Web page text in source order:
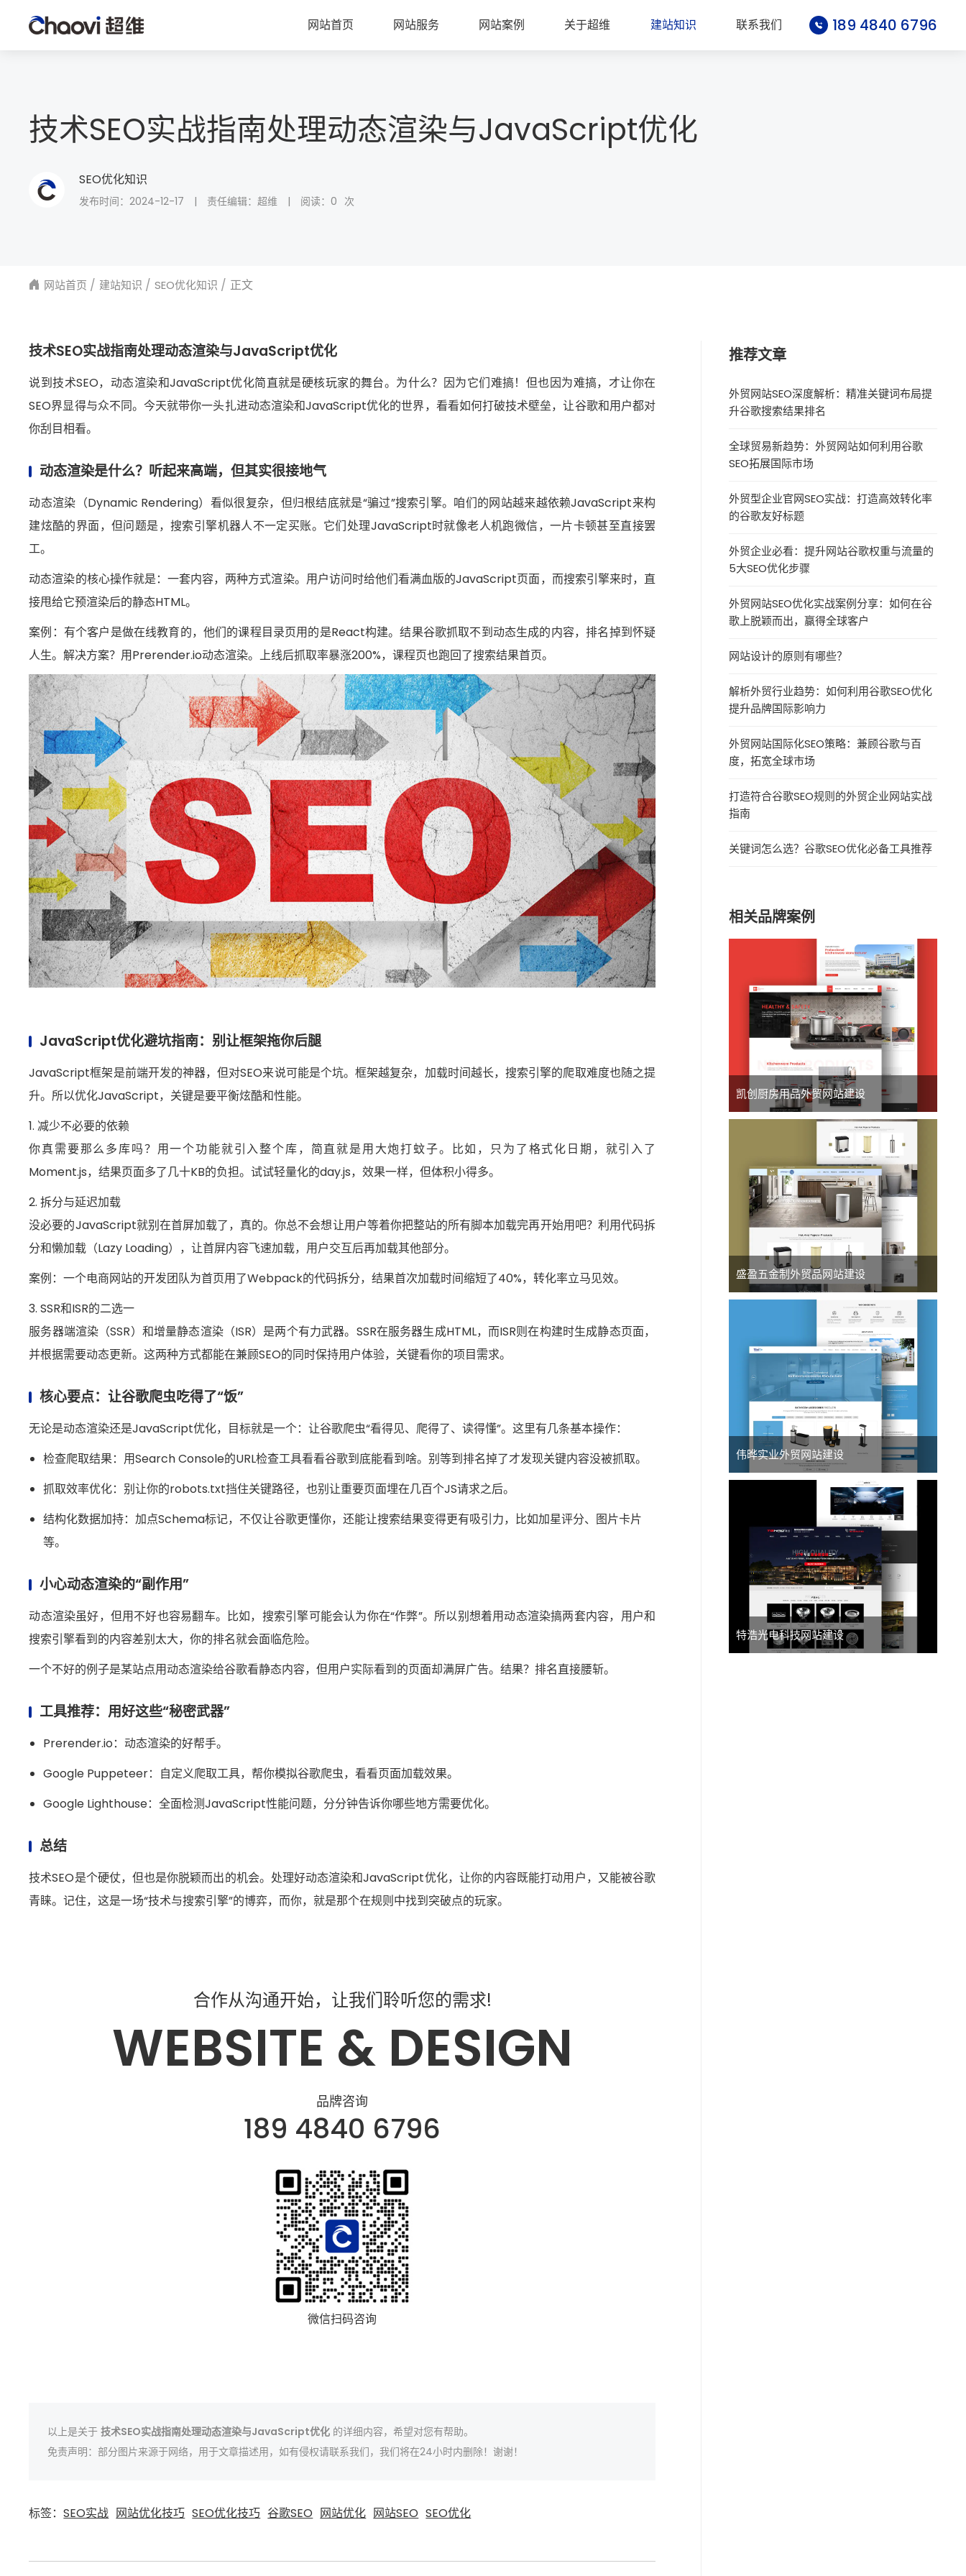
网站首页 网站服务 网站案例 关于超维 建站知识 联系我们 189 4840 6796
技术SEO实战指南处理动态渲染与JavaScript优化
SEO优化知识
发布时间：2024-12-17 | 责任编辑：超维 | 阅读：0 次
网站首页 建站知识 SEO优化知识 正文
技术SEO实战指南处理动态渲染与JavaScript优化
说到技术SEO，动态渲染和JavaScript优化简直就是硬核玩家的舞台。为什么？因为它们难搞！但也因为难搞，才让你在
SEO界显得与众不同。今天就带你一头扎进动态渲染和JavaScript优化的世界，看看如何打破技术壁垒，让谷歌和用户都对
你刮目相看。
动态渲染是什么？听起来高端，但其实很接地气
动态渲染（Dynamic Rendering）看似很复杂，但归根结底就是“骗过”搜索引擎。咱们的网站越来越依赖JavaScript来构
建炫酷的界面，但问题是，搜索引擎机器人不一定买账。它们处理JavaScript时就像老人机跑微信，一片卡顿甚至直接罢
工。
动态渲染的核心操作就是：一套内容，两种方式渲染。用户访问时给他们看满血版的JavaScript页面，而搜索引擎来时，直
接甩给它预渲染后的静态HTML。
案例：有个客户是做在线教育的，他们的课程目录页用的是React构建。结果谷歌抓取不到动态生成的内容，排名掉到怀疑
人生。解决方案？用Prerender.io动态渲染。上线后抓取率暴涨200%，课程页也跑回了搜索结果首页。
JavaScript优化避坑指南：别让框架拖你后腿
JavaScript框架是前端开发的神器，但对SEO来说可能是个坑。框架越复杂，加载时间越长，搜索引擎的爬取难度也随之提
升。所以优化JavaScript，关键是要平衡炫酷和性能。
1. 减少不必要的依赖
你真需要那么多库吗？用一个功能就引入整个库，简直就是用大炮打蚊子。比如，只为了格式化日期，就引入了
Moment.js，结果页面多了几十KB的负担。试试轻量化的day.js，效果一样，但体积小得多。
2. 拆分与延迟加载
没必要的JavaScript就别在首屏加载了，真的。你总不会想让用户等着你把整站的所有脚本加载完再开始用吧？利用代码拆
分和懒加载（Lazy Loading），让首屏内容飞速加载，用户交互后再加载其他部分。
案例：一个电商网站的开发团队为首页用了Webpack的代码拆分，结果首次加载时间缩短了40%，转化率立马见效。
3. SSR和ISR的二选一
服务器端渲染（SSR）和增量静态渲染（ISR）是两个有力武器。SSR在服务器生成HTML，而ISR则在构建时生成静态页面，
并根据需要动态更新。这两种方式都能在兼顾SEO的同时保持用户体验，关键看你的项目需求。
核心要点：让谷歌爬虫吃得了“饭”
无论是动态渲染还是JavaScript优化，目标就是一个：让谷歌爬虫“看得见、爬得了、读得懂”。这里有几条基本操作：
检查爬取结果：用Search Console的URL检查工具看看谷歌到底能看到啥。别等到排名掉了才发现关键内容没被抓取。
抓取效率优化：别让你的robots.txt挡住关键路径，也别让重要页面埋在几百个JS请求之后。
结构化数据加持：加点Schema标记，不仅让谷歌更懂你，还能让搜索结果变得更有吸引力，比如加星评分、图片卡片
等。
小心动态渲染的“副作用”
动态渲染虽好，但用不好也容易翻车。比如，搜索引擎可能会认为你在“作弊”。所以别想着用动态渲染搞两套内容，用户和
搜索引擎看到的内容差别太大，你的排名就会面临危险。
一个不好的例子是某站点用动态渲染给谷歌看静态内容，但用户实际看到的页面却满屏广告。结果？排名直接腰斩。
工具推荐：用好这些“秘密武器”
Prerender.io：动态渲染的好帮手。
Google Puppeteer：自定义爬取工具，帮你模拟谷歌爬虫，看看页面加载效果。
Google Lighthouse：全面检测JavaScript性能问题，分分钟告诉你哪些地方需要优化。
总结
技术SEO是个硬仗，但也是你脱颖而出的机会。处理好动态渲染和JavaScript优化，让你的内容既能打动用户，又能被谷歌
青睐。记住，这是一场“技术与搜索引擎”的博弈，而你，就是那个在规则中找到突破点的玩家。
合作从沟通开始，让我们聆听您的需求!
WEBSITE & DESIGN
品牌咨询
189 4840 6796
微信扫码咨询
以上是关于技术SEO实战指南处理动态渲染与JavaScript优化 的详细内容，希望对您有帮助。
免责声明：部分图片来源于网络，用于文章描述用，如有侵权请联系我们，我们将在24小时内删除！谢谢！
标签：SEO实战 网站优化技巧 SEO优化技巧 谷歌SEO 网站优化 网站SEO SEO优化
推荐文章
外贸网站SEO深度解析：精准关键词布局提
升谷歌搜索结果排名
全球贸易新趋势：外贸网站如何利用谷歌
SEO拓展国际市场
外贸型企业官网SEO实战：打造高效转化率
的谷歌友好标题
外贸企业必看：提升网站谷歌权重与流量的
5大SEO优化步骤
外贸网站SEO优化实战案例分享：如何在谷
歌上脱颖而出，赢得全球客户
网站设计的原则有哪些？
解析外贸行业趋势：如何利用谷歌SEO优化
提升品牌国际影响力
外贸网站国际化SEO策略：兼顾谷歌与百
度，拓宽全球市场
打造符合谷歌SEO规则的外贸企业网站实战
指南
关键词怎么选？谷歌SEO优化必备工具推荐
相关品牌案例
凯创厨房用品外贸网站建设
盛盈五金制外贸品网站建设
伟晔实业外贸网站建设
特浩光电科技网站建设